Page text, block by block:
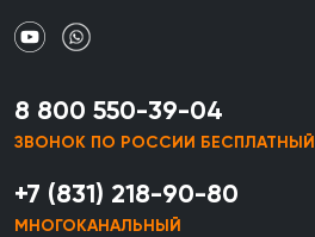
8 800 550-39-04
ЗВОНОК ПО РОССИИ БЕСПЛАТНЫЙ
+7 (831) 218-90-80
МНОГОКАНАЛЬНЫЙ